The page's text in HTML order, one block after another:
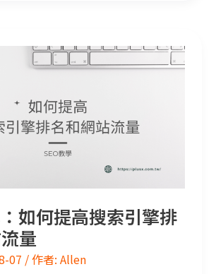
如何提高搜索引擎排
量
07 / 作者: Allen